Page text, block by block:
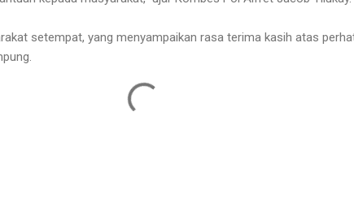
setempat, yang menyampaikan rasa terima kasih atas